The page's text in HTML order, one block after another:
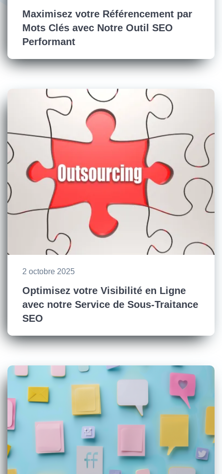
Maximisez votre Référencement par
Mots Clés avec Notre Outil SEO
Performant
2 octobre 2025
Optimisez votre Visibilité en Ligne
avec notre Service de Sous-Traitance
SEO